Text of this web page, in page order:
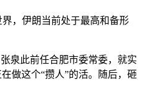
，伊朗当前处于最高和备形
泉此前任合肥市委常委，就实
做这个“攒人”的活。随后，砸